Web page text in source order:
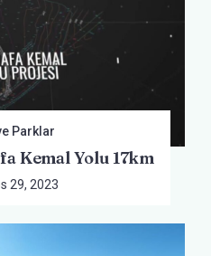
Parklar
Kemal Yolu 17km
29, 2023